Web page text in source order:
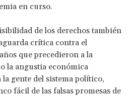
en curso.
de los derechos también
crítica contra el
que precedieron a la
la angustia económica
gente del sistema político,
fácil de las falsas promesas de